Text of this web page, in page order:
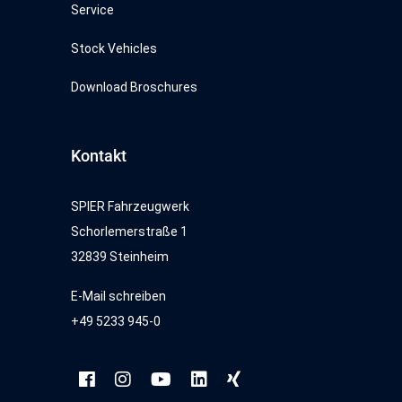
Service
Stock Vehicles
Download Broschures
Kontakt
SPIER Fahrzeugwerk
Schorlemerstraße 1
32839 Steinheim
E-Mail schreiben
+49 5233 945-0